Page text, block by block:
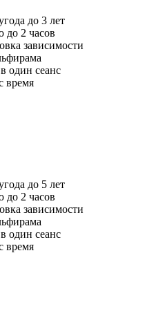
до 3 лет
до 2 часов
зависимости
один сеанс
время
до 5 лет
до 2 часов
зависимости
один сеанс
время